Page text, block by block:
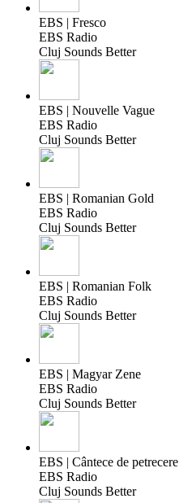
EBS | Fresco
EBS Radio
Cluj Sounds Better
EBS | Nouvelle Vague
EBS Radio
Cluj Sounds Better
EBS | Romanian Gold
EBS Radio
Cluj Sounds Better
EBS | Romanian Folk
EBS Radio
Cluj Sounds Better
EBS | Magyar Zene
EBS Radio
Cluj Sounds Better
EBS | Cântece de petrecere
EBS Radio
Cluj Sounds Better